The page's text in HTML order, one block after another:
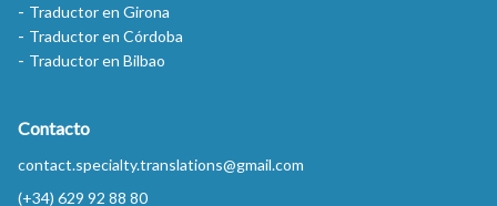
Traductor en Girona
Traductor en Córdoba
Traductor en Bilbao
Contacto
contact.specialty.translations@gmail.com
(+34) 629 92 88 80